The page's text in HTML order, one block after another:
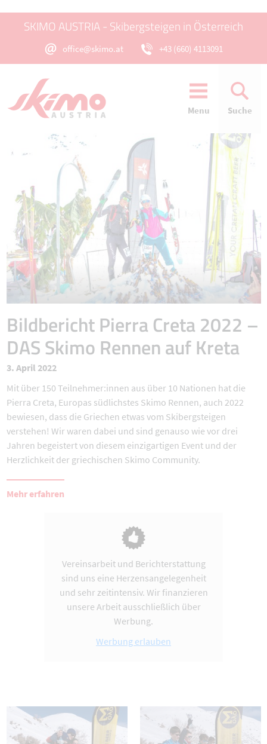
SKIMO AUSTRIA - Skibergsteigen in Österreich
office@skimo.at +43 (660) 4113091
Menu Suche
Bildbericht Pierra Creta 2022 –
DAS Skimo Rennen auf Kreta
3. April 2022
Mit über 150 Teilnehmer:innen aus über 10 Nationen hat die
Pierra Creta, Europas südlichstes Skimo Rennen, auch 2022
bewiesen, dass die Griechen etwas vom Skibergsteigen
verstehen! Wir waren dabei und sind genauso wie vor drei
Jahren begeistert von diesem einzigartigen Event und der
Herzlichkeit der griechischen Skimo Community.
Mehr erfahren
Vereinsarbeit und Berichterstattung
sind uns eine Herzensangelegenheit
und sehr zeitintensiv. Wir finanzieren
unsere Arbeit ausschließlich über
Werbung.
Werbung erlauben